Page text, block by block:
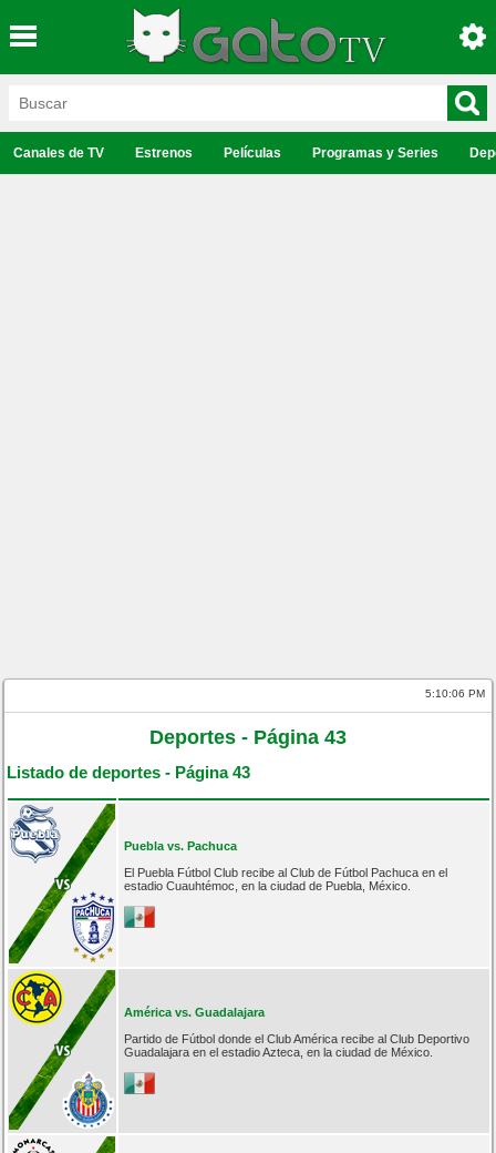
Canales de TV Estrenos Películas Programas y Series
5:10:06 PM
Deportes - Página 43
Listado de deportes - Página 43
Puebla vs. Pachuca
El Puebla Fútbol Club recibe al Club de Fútbol Pachuca en el
estadio Cuauhtémoc, en la ciudad de Puebla, México.
América vs. Guadalajara
Partido de Fútbol donde el Club América recibe al Club Deportivo
Guadalajara en el estadio Azteca, en la ciudad de México.